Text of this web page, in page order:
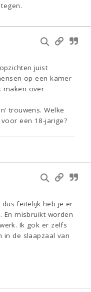
juist
op een kamer
maken over
trouwens. Welke
een 18-jarige?
feitelijk heb je er
En misbruikt worden
Ik gok er zelfs
in de slaapzaal van